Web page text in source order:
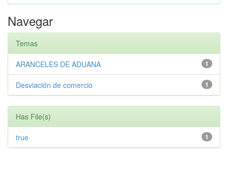
Navegar
Temas
1
ARANCELES DE ADUANA
1
Desviación de comercio
Has File(s)
1
true